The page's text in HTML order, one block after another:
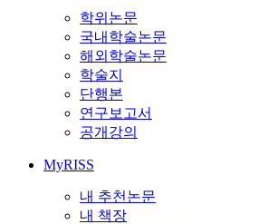
학위논문
국내학술논문
해외학술논문
학술지
단행본
연구보고서
공개강의
MyRISS
내 추천논문
내 책장